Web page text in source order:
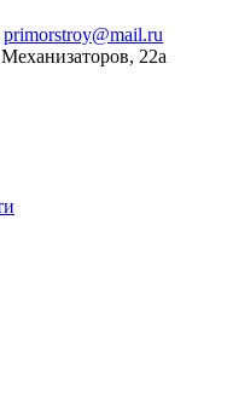
primorstroy@mail.ru
22а